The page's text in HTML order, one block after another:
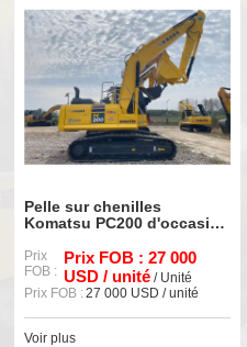
Pelle sur chenilles
Komatsu PC200 d'occasion
Prix
FOB :
Prix FOB : 27 000
USD / unité/ Unité
Prix FOB :27 000 USD / unité
Voir plus